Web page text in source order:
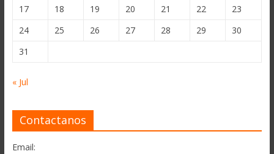
17
18 19 20 21 22
23
24
25 26 27 28 29
30
31
« Jul
Contactanos
Email: